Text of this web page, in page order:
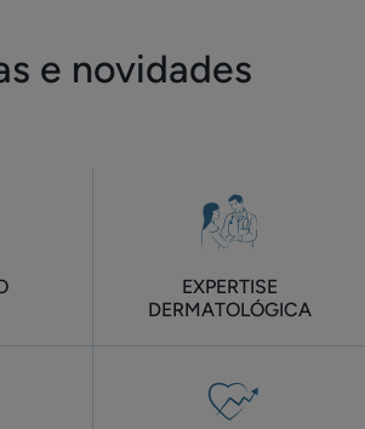
e novidades
EXPERTISE
DERMATOLÓGICA